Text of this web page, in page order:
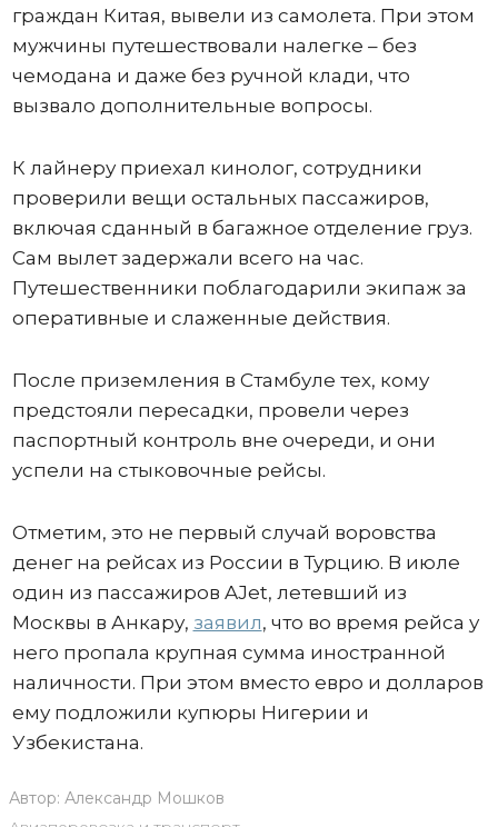
граждан Китая, вывели из самолета. При этом
мужчины путешествовали налегке – без
чемодана и даже без ручной клади, что
вызвало дополнительные вопросы.
К лайнеру приехал кинолог, сотрудники
проверили вещи остальных пассажиров,
включая сданный в багажное отделение груз.
Сам вылет задержали всего на час.
Путешественники поблагодарили экипаж за
оперативные и слаженные действия.
После приземления в Стамбуле тех, кому
предстояли пересадки, провели через
паспортный контроль вне очереди, и они
успели на стыковочные рейсы.
Отметим, это не первый случай воровства
денег на рейсах из России в Турцию. В июле
один из пассажиров AJet, летевший из
Москвы в Анкару, заявил, что во время рейса у
него пропала крупная сумма иностранной
наличности. При этом вместо евро и долларов
ему подложили купюры Нигерии и
Узбекистана.
Автор: Александр Мошков